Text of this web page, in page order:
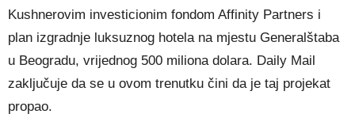
Kushnerovim investicionim fondom Affinity Partners i
plan izgradnje luksuznog hotela na mjestu Generalštaba
u Beogradu, vrijednog 500 miliona dolara. Daily Mail
zaključuje da se u ovom trenutku čini da je taj projekat
propao.